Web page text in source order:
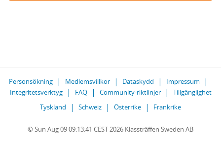
Personsökning Medlemsvillkor Dataskydd
Impressum
Integritetsverktyg
FAQ Community-riktlinjer
Tillgänglighet
Tyskland
Schweiz Österrike Frankrike
© Sun Aug 09 09:13:41 CEST 2026 Klassträffen Sweden AB